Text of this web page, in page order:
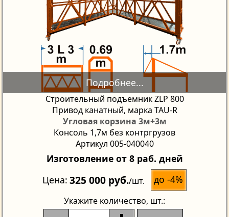
Строительный подъемник ZLP 800
Привод канатный, марка TAU-R
Угловая корзина 3м+3м
Консоль 1,7м без контргрузов
Артикул 005-040040
Изготовление от 8 раб. дней
Цена 325 000 руб./шт. до -4%
Укажите количество, шт.: